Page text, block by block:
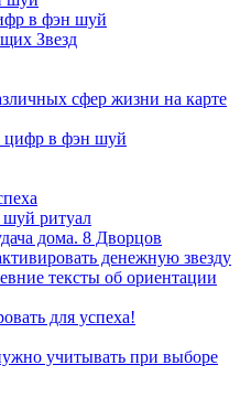
в фэн шуй
Звезд
сфер жизни на карте
цифр в фэн шуй
ритуал
дома. 8 Дворцов
денежную звезду
тексты об ориентации
для успеха!
учитывать при выборе